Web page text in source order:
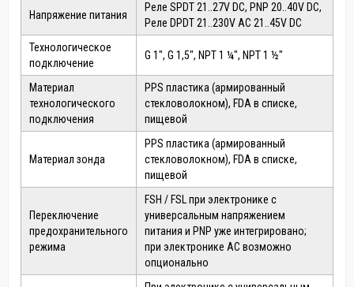
Напряжение питания
Реле SPDT 21..27V DC, PNP 20..40V DC,
Реле DPDT 21..230V AC 21..45V DC
Технологическое
подключение
G 1", G 1,5", NPT 1 ¼", NPT 1 ½"
Материал
технологического
подключения
PPS пластика (армированный
стекловолокном), FDA в списке,
пищевой
Материал зонда
PPS пластика (армированный
стекловолокном), FDA в списке,
пищевой
Переключение
предохранительного
режима
FSH / FSL при электронике с
универсальным напряжением
питания и PNP уже интегрировано;
при электронике AC возможно
опционально